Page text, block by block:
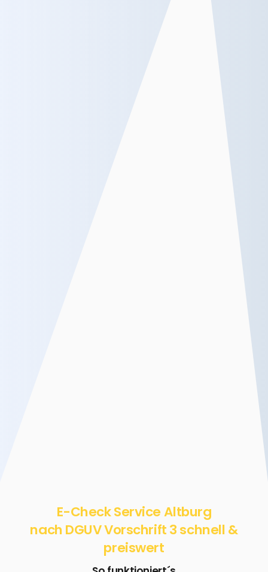
E-Check Service Altburg
nach DGUV Vorschrift 3 schnell &
preiswert